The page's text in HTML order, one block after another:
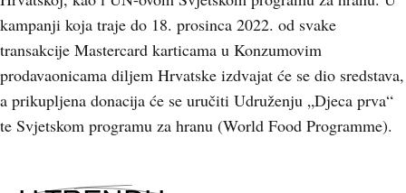
kampanji koja traje do 18. prosinca 2022. od svake
transakcije Mastercard karticama u Konzumovim
prodavaonicama diljem Hrvatske izdvajat će se dio sredstava,
a prikupljena donacija će se uručiti Udruženju „Djeca prva“
te Svjetskom programu za hranu (World Food Programme).